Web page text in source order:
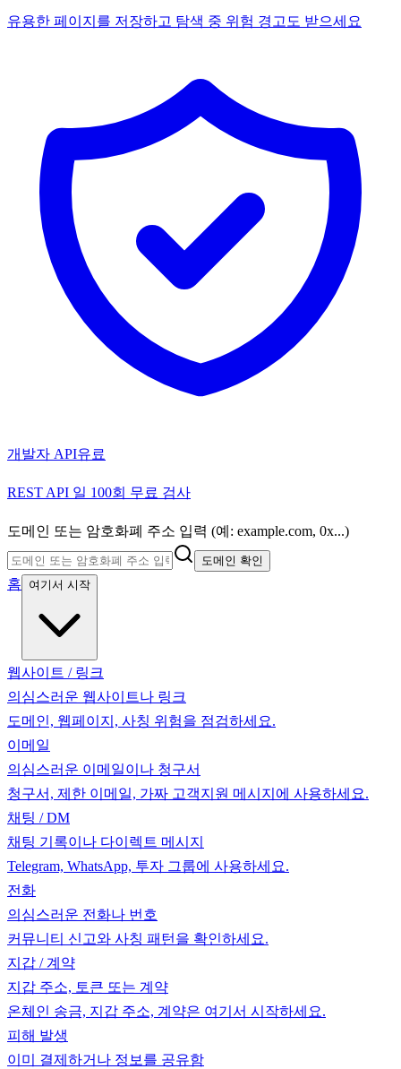
유용한 페이지를 저장하고 탐색 중 위험 경고도 받으세요
개발자 API유료
REST API 일 100회 무료 검사
도메인 또는 암호화폐 주소 입력 (예: example.com, 0x...)
도메인 확인
홈 여기서 시작
웹사이트 / 링크
의심스러운 웹사이트나 링크
도메인, 웹페이지, 사칭 위험을 점검하세요.
이메일
의심스러운 이메일이나 청구서
청구서, 제한 이메일, 가짜 고객지원 메시지에 사용하세요.
채팅 / DM
채팅 기록이나 다이렉트 메시지
Telegram, WhatsApp, 투자 그룹에 사용하세요.
전화
의심스러운 전화나 번호
커뮤니티 신고와 사칭 패턴을 확인하세요.
지갑 / 계약
지갑 주소, 토큰 또는 계약
온체인 송금, 지갑 주소, 계약은 여기서 시작하세요.
피해 발생
이미 결제하거나 정보를 공유함